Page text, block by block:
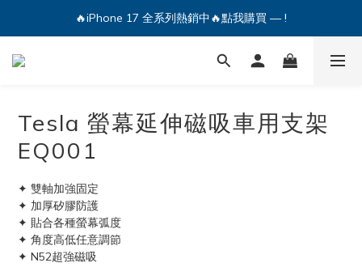
🔥iPhone 17 全系列熱銷中🔥點我購買 — !
🔥iPhone 17 全系列熱銷中🔥點我購買 — !
Tesla 螢幕延伸磁吸車用支架
EQ001
✦ 雙軸加強固定
✦ 加厚矽膠防護
✦ 貼合各種螢幕弧度
✦ 角度高低任意調節
✦ N52超強磁吸